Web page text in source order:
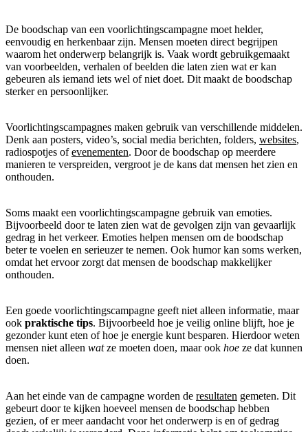
De boodschap van een voorlichtingscampagne moet helder,
eenvoudig en herkenbaar zijn. Mensen moeten direct begrijpen
waarom het onderwerp belangrijk is. Vaak wordt gebruikgemaakt
van voorbeelden, verhalen of beelden die laten zien wat er kan
gebeuren als iemand iets wel of niet doet. Dit maakt de boodschap
sterker en persoonlijker.
Voorlichtingscampagnes maken gebruik van verschillende middelen.
Denk aan posters, video’s, social media berichten, folders, websites,
radiospotjes ofevenementen. Door de boodschap op meerdere
manieren te verspreiden, vergroot je de kans dat mensen het zien en
onthouden.
Soms maakt een voorlichtingscampagne gebruik van emoties.
Bijvoorbeeld door te laten zien wat de gevolgen zijn van gevaarlijk
gedrag in het verkeer. Emoties helpen mensen om de boodschap
beter te voelen en serieuzer te nemen. Ook humor kan soms werken,
omdat het ervoor zorgt dat mensen de boodschap makkelijker
onthouden.
Een goede voorlichtingscampagne geeft niet alleen informatie, maar
ook praktische tips. Bijvoorbeeld hoe je veilig online blijft, hoe je
gezonder kunt eten of hoe je energie kunt besparen. Hierdoor weten
mensen niet alleen watze moeten doen, maar ook hoe ze dat kunnen
doen.
Aan het einde van de campagne worden de resultaten gemeten. Dit
gebeurt door te kijken hoeveel mensen de boodschap hebben
gezien, of er meer aandacht voor het onderwerp is en of gedrag